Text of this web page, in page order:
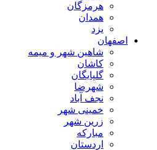
هرمزگان
همدان
یزد
اصفهان
شاهین شهر و میمه
کاشان
گلپایگان
شهرضا
نجف آباد
خمینی شهر
زرین شهر
مبارکه
اردستان